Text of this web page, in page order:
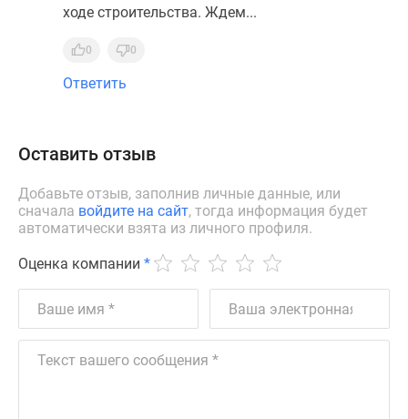
ходе строительства. Ждем...
0 0
Ответить
Оставить отзыв
Добавьте отзыв, заполнив личные данные, или
сначала войдите на сайт, тогда информация будет
автоматически взята из личного профиля.
Оценка компании *